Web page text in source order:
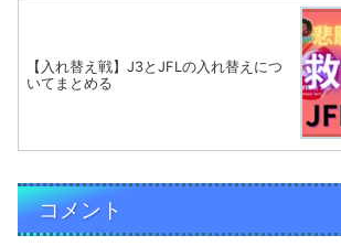
【入れ替え戦】J3とJFLの入れ替えにつ
いてまとめる
コメント